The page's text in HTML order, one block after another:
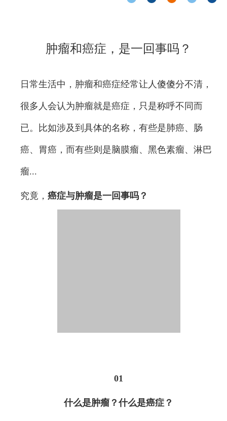
肿瘤和癌症，是一回事吗？
日常生活中，肿瘤和癌症经常让人傻傻分不清，
很多人会认为肿瘤就是癌症，只是称呼不同而
已。比如涉及到具体的名称，有些是肺癌、肠
癌、胃癌，而有些则是脑膜瘤、黑色素瘤、淋巴
瘤...
究竟， 癌症与肿瘤是一回事吗？
01
什么是肿瘤？什么是癌症？